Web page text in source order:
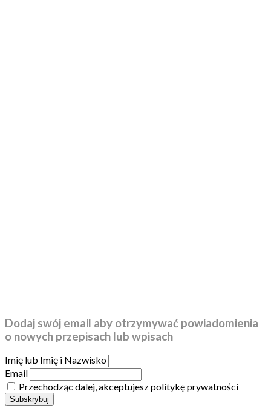
Dodaj swój email aby otrzymywać powiadomienia
o nowych przepisach lub wpisach
Imię lub Imię i Nazwisko
Email
Przechodząc dalej, akceptujesz politykę prywatności